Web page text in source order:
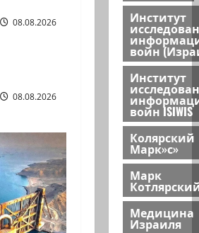
08.08.2026
Телеграмм Канал
08.08.2026
Институт
войн
Институт
войн ISIWIS
Колярский
Марк»с»
Марк
Медицина
Израиля